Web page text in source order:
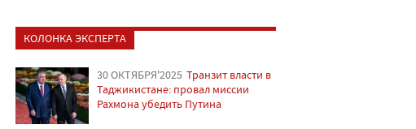
КОЛОНКА ЭКСПЕРТА
30 ОКТЯБРЯ'2025 Транзит власти в
Таджикистане: провал миссии
Рахмона убедить Путина